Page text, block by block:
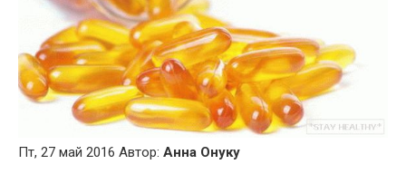
Пт, 27 май 2016 Автор: Анна Онуку